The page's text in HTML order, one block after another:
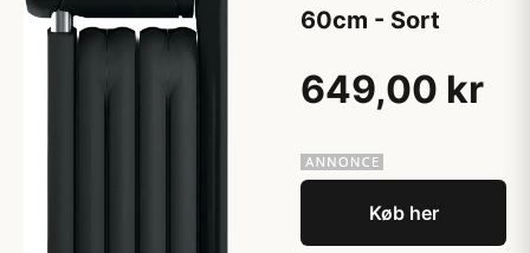
60cm - Sort
649,00 kr
Køb her